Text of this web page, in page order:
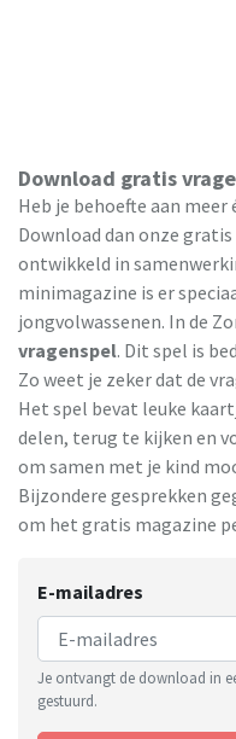
Download gratis
Heb je behoefte aan
Download dan onze
ontwikkeld in
minimagazine is er
jongvolwassenen. In de
vragenspel. Dit spel is
Zo weet je zeker dat de
Het spel bevat leuke
delen, terug te kijken en
om samen met je kind
Bijzondere gesprekken
om het gratis magazine
E-mailadres
Je ontvangt de download in
gestuurd.